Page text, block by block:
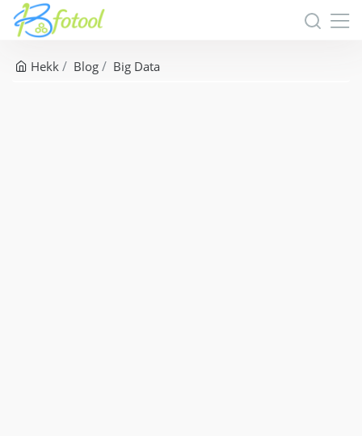
Hekk Blog Big Data